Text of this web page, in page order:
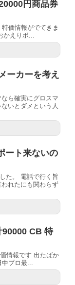
円商品券
価情報がでてきま
えりボ...
ーカーを考え
ら確実にグロスマ
いとダメという人
ート来ないの
た。 電話で行く旨
れたにも関わらず
CB 特
情報です 出たばか
プロ最...